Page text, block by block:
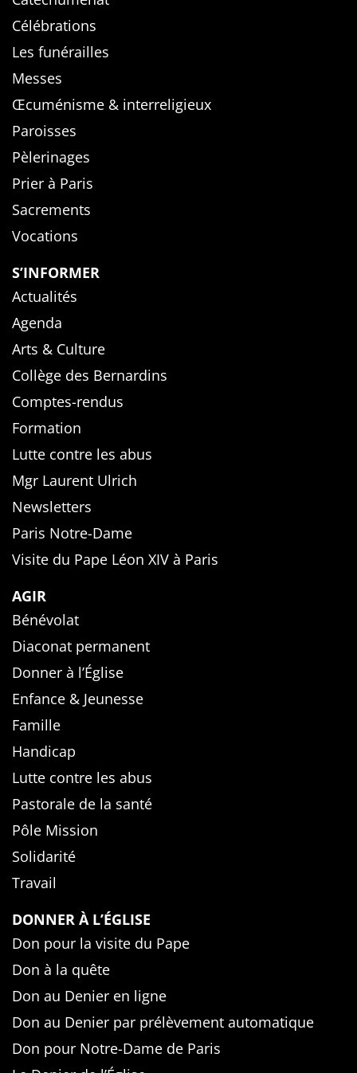
Célébrations
Les funérailles
Messes
Œcuménisme & interreligieux
Paroisses
Pèlerinages
Prier à Paris
Sacrements
Vocations
S’INFORMER
Actualités
Agenda
Arts & Culture
Collège des Bernardins
Comptes-rendus
Formation
Lutte contre les abus
Mgr Laurent Ulrich
Newsletters
Paris Notre-Dame
Visite du Pape Léon XIV à Paris
AGIR
Bénévolat
Diaconat permanent
Donner à l’Église
Enfance & Jeunesse
Famille
Handicap
Lutte contre les abus
Pastorale de la santé
Pôle Mission
Solidarité
Travail
DONNER À L’ÉGLISE
Don pour la visite du Pape
Don à la quête
Don au Denier en ligne
Don au Denier par prélèvement automatique
Don pour Notre-Dame de Paris